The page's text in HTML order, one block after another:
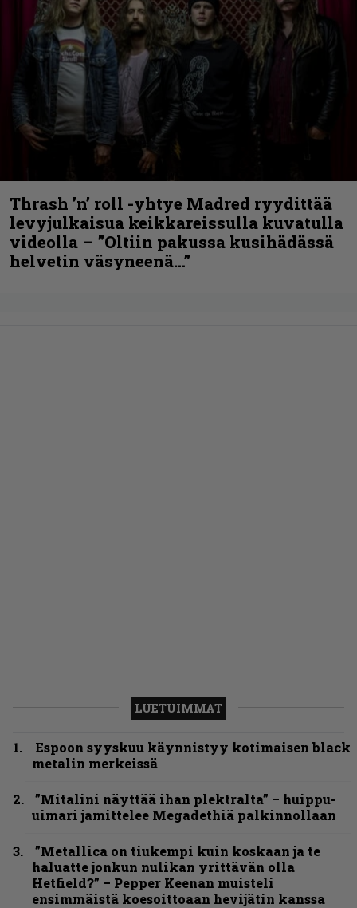
Thrash ’n’ roll -yhtye Madred ryydittää
levyjulkaisua keikkareissulla kuvatulla
videolla – ”Oltiin pakussa kusihädässä
helvetin väsyneenä…”
LUETUIMMAT
Espoon syyskuu käynnistyy kotimaisen black
metalin merkeissä
”Mitalini näyttää ihan plektralta” – huippu-
uimari jamittelee Megadethiä palkinnollaan
”Metallica on tiukempi kuin koskaan ja te
haluatte jonkun nulikan yrittävän olla
Hetfield?” – Pepper Keenan muisteli
ensimmäistä koesoittoaan hevijätin kanssa